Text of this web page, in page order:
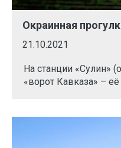
Окраинная
21.10.2021
На станции «Сулин»
«ворот Кавказа» –